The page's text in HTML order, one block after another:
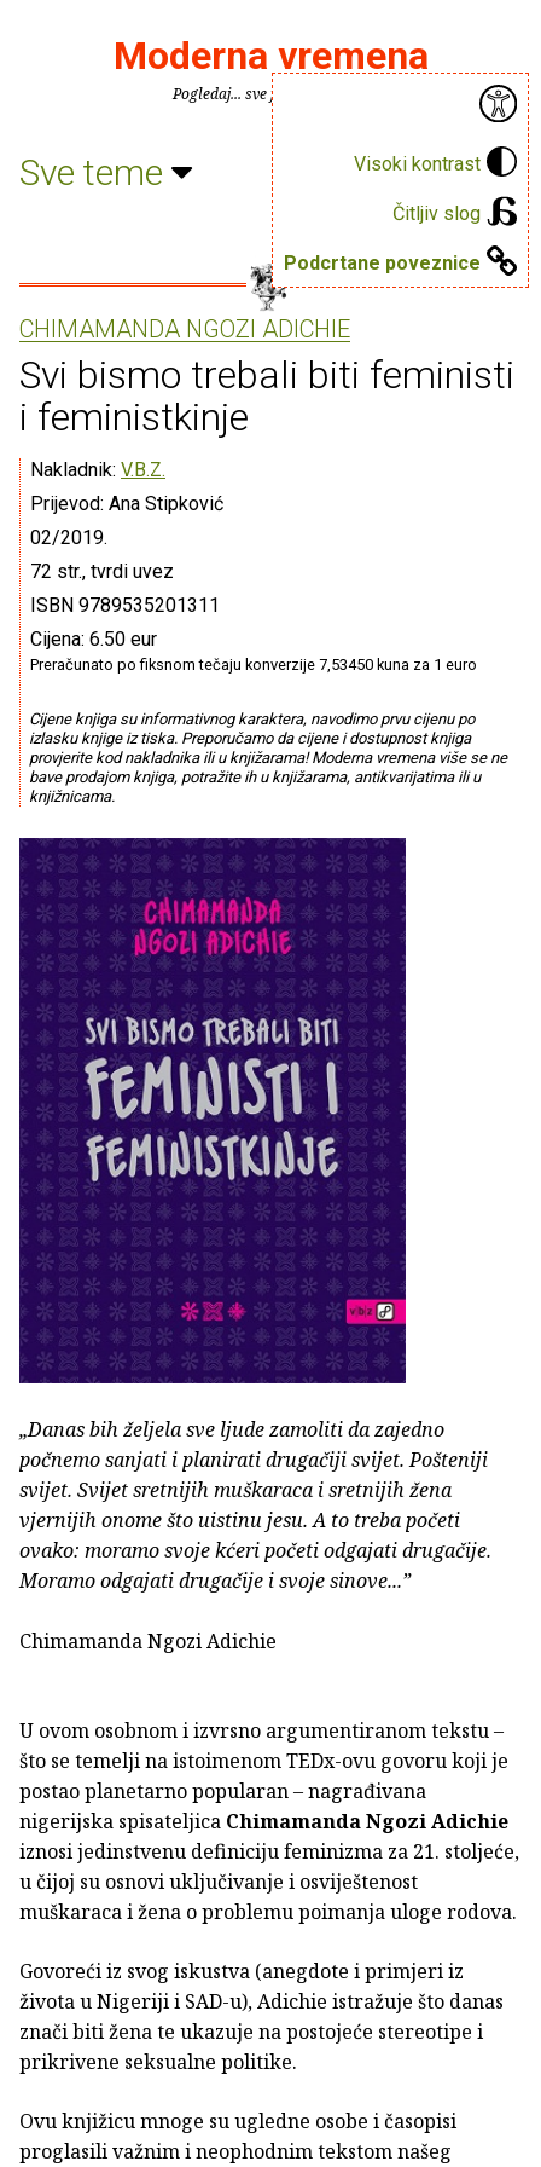
Visoki kontrast
Čitljiv slog
Podcrtane poveznice
Moderna vremena
Pogledaj... sve je puno knjiga.
Sve teme
CHIMAMANDA NGOZI ADICHIE
Svi bismo trebali biti feministi
i feministkinje
Nakladnik: V.B.Z.
Prijevod: Ana Stipković
02/2019.
72 str., tvrdi uvez
ISBN 9789535201311
Cijena: 6.50 eur
Preračunato po fiksnom tečaju konverzije 7,53450 kuna za 1 euro
Cijene knjiga su informativnog karaktera, navodimo prvu cijenu po
izlasku knjige iz tiska. Preporučamo da cijene i dostupnost knjiga
provjerite kod nakladnika ili u knjižarama! Moderna vremena više se ne
bave prodajom knjiga, potražite ih u knjižarama, antikvarijatima ili u
knjižnicama.
„Danas bih željela sve ljude zamoliti da zajedno
počnemo sanjati i planirati drugačiji svijet. Pošteniji
svijet. Svijet sretnijih muškaraca i sretnijih žena
vjernijih onome što uistinu jesu. A to treba početi
ovako: moramo svoje kćeri početi odgajati drugačije.
Moramo odgajati drugačije i svoje sinove...”
Chimamanda Ngozi Adichie
U ovom osobnom i izvrsno argumentiranom tekstu –
što se temelji na istoimenom TEDx-ovu govoru koji je
postao planetarno popularan – nagrađivana
nigerijska spisateljica Chimamanda Ngozi Adichie
iznosi jedinstvenu definiciju feminizma za 21. stoljeće,
u čijoj su osnovi uključivanje i osviještenost
muškaraca i žena o problemu poimanja uloge rodova.
Govoreći iz svog iskustva (anegdote i primjeri iz
života u Nigeriji i SAD-u), Adichie istražuje što danas
znači biti žena te ukazuje na postojeće stereotipe i
prikrivene seksualne politike.
Ovu knjižicu mnoge su ugledne osobe i časopisi
proglasili važnim i neophodnim tekstom našeg